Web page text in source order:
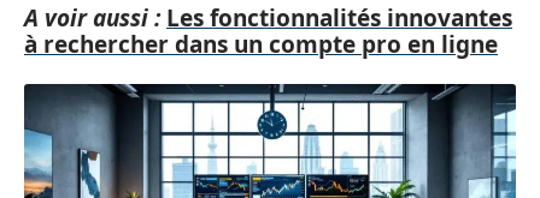
A voir aussi : Les fonctionnalités innovantes
à rechercher dans un compte pro en ligne